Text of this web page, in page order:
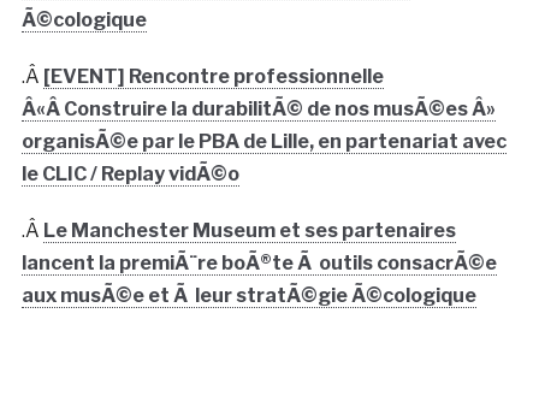
Ã©cologique
.Â [EVENT] Rencontre professionnelle
Â«Â Construire la durabilitÃ© de nos musÃ©es Â»
organisÃ©e par le PBA de Lille, en partenariat avec
le CLIC / Replay vidÃ©o
.Â Le Manchester Museum et ses partenaires
lancent la premiÃ¨re boÃ®te Ã outils consacrÃ©e
aux musÃ©e et Ã leur stratÃ©gie Ã©cologique